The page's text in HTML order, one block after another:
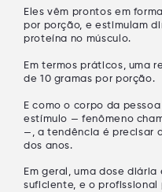
Eles vêm prontos em
por porção, e estimulam
proteína no músculo.
Em termos práticos, uma
de 10 gramas por porção.
E como o corpo da
estímulo — fenômeno
—, a tendência é precisar
dos anos.
Em geral, uma dose
suficiente, e o